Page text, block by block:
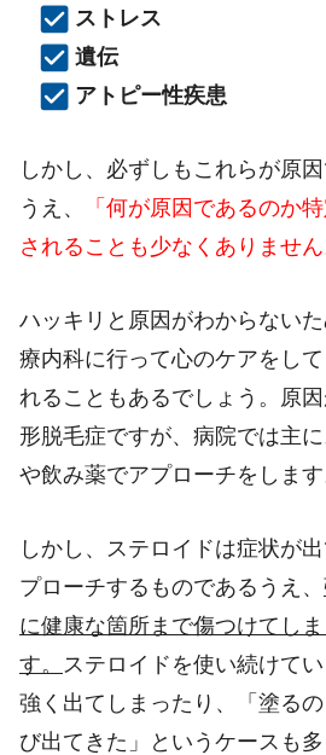
ストレス
遺伝
アトピー性疾患
しかし、必ずしもこれらが原
うえ、
「何が原因であるのか
されることも少なくありません
ハッキリと原因がわからない
療内科に行って心のケアをし
れることもあるでしょう。原
形脱毛症ですが、病院では主
や飲み薬でアプローチをします
しかし、ステロイドは症状が
プローチするものであるうえ、
に健康な箇所まで傷つけてし
す。
ステロイドを使い続けて
強く出てしまったり、「塗る
び出てきた」というケースも多